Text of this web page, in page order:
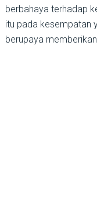
berbahaya terhadap
itu pada kesempatan
berupaya